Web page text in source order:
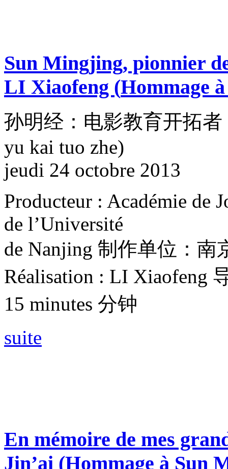
Sun Mingjing, pionnier
LI Xiaofeng (Hommage
孙明经：电影教育开拓者
yu kai tuo zhe)
jeudi 24 octobre 2013
Producteur : Académie de
de l’Université
de Nanjing 制作单位：
Réalisation : LI Xiaofeng
15 minutes 分钟
suite
En mémoire de mes
Jin’ai (Hommage à Sun